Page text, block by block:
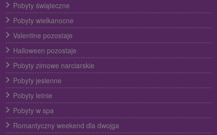
Pobyty świąteczne
Pobyty wielkanocne
Valentine pozostaje
Halloween pozostaje
Pobyty zimowe narciarskie
Pobyty jesienne
Pobyty letnie
Pobyty w spa
Romantyczny weekend dla dwojga